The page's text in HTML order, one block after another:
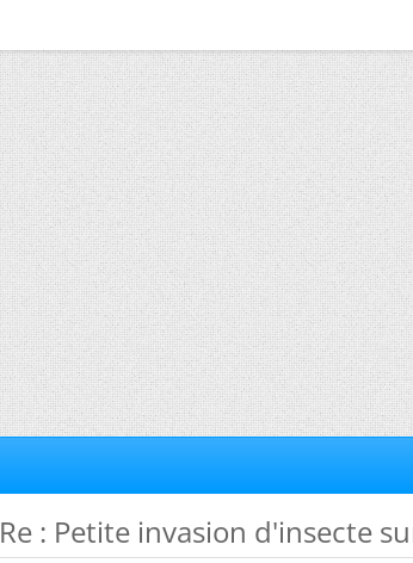
Re : Petite invasion d'insecte